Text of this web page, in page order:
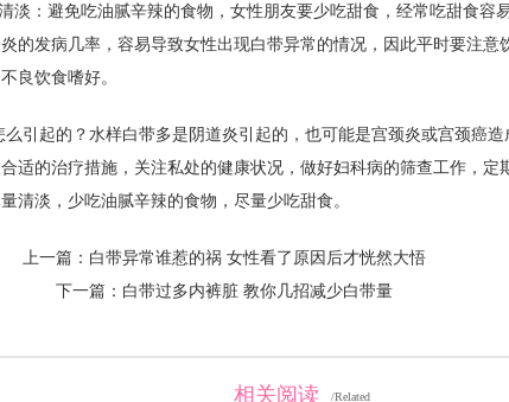
淡：避免吃油腻辛辣的食物，女性朋友要少吃甜食，经常吃甜食容
的发病几率，容易导致女性出现白带异常的情况，因此平时要注意
良饮食嗜好。
么引起的？水样白带多是阴道炎引起的，也可能是宫颈炎或宫颈癌
适的治疗措施，关注私处的健康状况，做好妇科病的筛查工作，定
清淡，少吃油腻辛辣的食物，尽量少吃甜食。
上一篇： 白带异常谁惹的祸 女性看了原因后才恍然大悟
下一篇： 白带过多内裤脏 教你几招减少白带量
相关阅读 /Related